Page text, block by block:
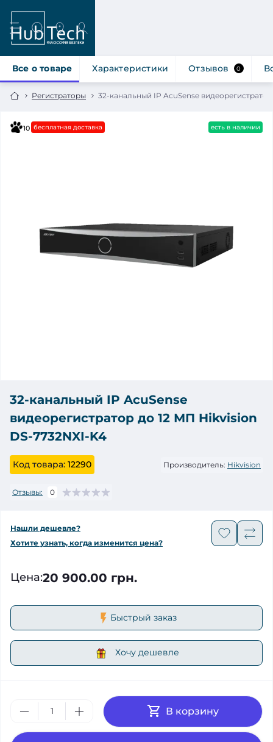
Регистраторы 32-канальный IP AcuSense
Все о товаре Характеристики Отзывов 0
10 бесплатная доставка есть в наличии
32-канальный IP AcuSense
видеорегистратор до 12 МП Hikvision
DS-7732NXI-K4
Код товара: 12290 Производитель: Hikvision
Отзывы: 0
Нашли дешевле?
Хотите узнать, когда изменится цена?
Цена:20 900.00 грн.
Быстрый заказ
Хочу дешевле
В корзину